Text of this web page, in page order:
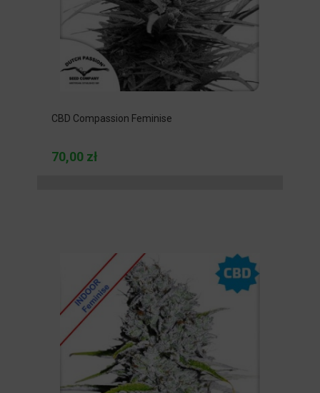
CBD Compassion Feminise
70,00 zł